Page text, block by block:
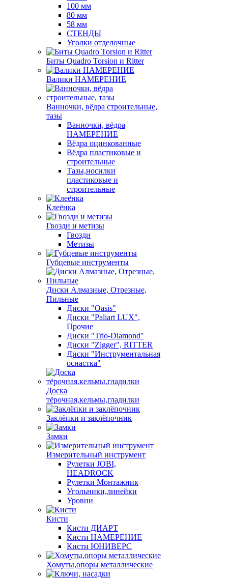
100 мм
80 мм
58 мм
СТЕНДЫ
Уголки отделочные
Биты Quadro Torsion и Ritter
Валики НАМЕРЕНИЕ
Ванночки, вёдра строительные,
тазы
Ванночки, вёдра
НАМЕРЕНИЕ
Вёдра оцинкованные
Вёдра пластиковые и
строительные
Тазы,носилки
пластиковые и
строительные
Клеёнка
Гвозди и метизы
Гвозди
Метизы
Губцевые инструменты
Диски Алмазные, Отрезные,
Пильные
Диски "Oasis"
Диски "Paliart LUX",
Прочие
Диски "Trio-Diamond"
Диски "Zigger", RITTER
Диски "Инструментальная
оснастка"
Доска
тёрочная,кельмы,гладилки
Заклёпки и заклёпочник
Замки
Измерительный инструмент
Рулетки JOBI,
HEADROCK
Рулетки Монтажник
Угольники,линейки
Уровни
Кисти
Кисти ДИАРТ
Кисти НАМЕРЕНИЕ
Кисти ЮНИВЕРС
Хомуты,опоры металлические